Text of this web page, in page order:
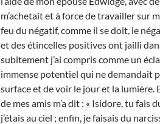
m’achetait et à force de travailler sur
feu du négatif, comme il se doit, le
et des étincelles positives ont jailli
subitement j’ai compris comme un
immense potentiel qui ne demandait
surface et de voir le jour et la lumière.
de mes amis m’a dit : « Isidore, tu fais
j’étais au ciel ; enfin, je faisais du